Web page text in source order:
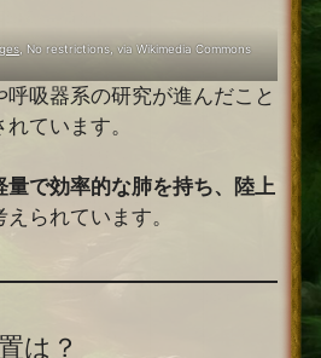
, No restrictions, via Wikimedia Commons
呼吸器系の研究が進んだこと
ています。
量で効率的な肺を持ち、陸上
えられています。
は？